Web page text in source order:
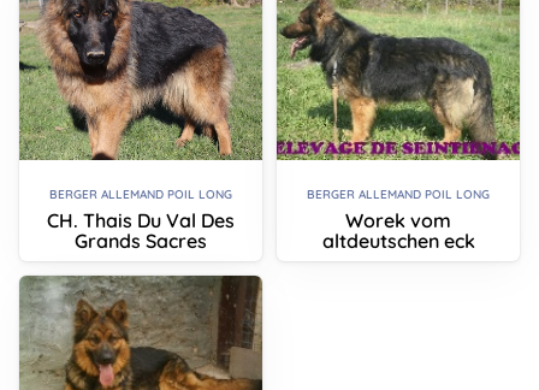
BERGER ALLEMAND POIL LONG
CH. Thais Du Val Des
Grands Sacres
BERGER ALLEMAND POIL LONG
Worek vom
altdeutschen eck